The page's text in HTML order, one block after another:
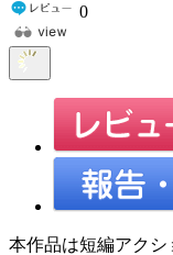
0
本作品は短編アク